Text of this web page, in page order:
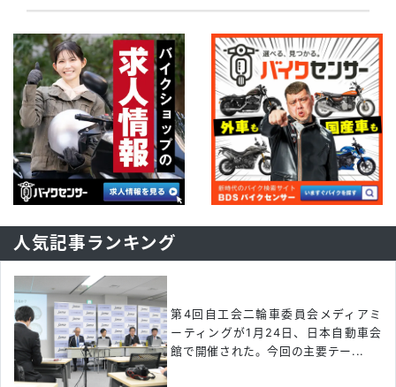
人気記事ランキング
第4回自工会二輪車委員会メディアミ
ーティングが1月24日、日本自動車会
館で開催された。今回の主要テー...